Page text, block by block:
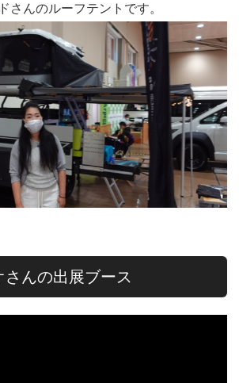
さんのルーフテントです。
さんの出展ブース